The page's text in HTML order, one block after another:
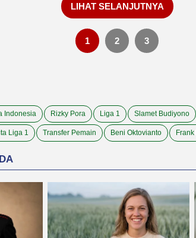
LIHAT SELANJUTNYA
1 2 3
Indonesia Rizky Pora Liga 1 Slamet Budiyono
Liga 1 Transfer Pemain Beni Oktovianto